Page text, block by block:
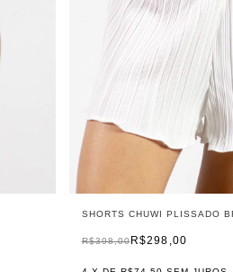
SHORTS CHUWI PLISSADO
R$298,00
R$398,00